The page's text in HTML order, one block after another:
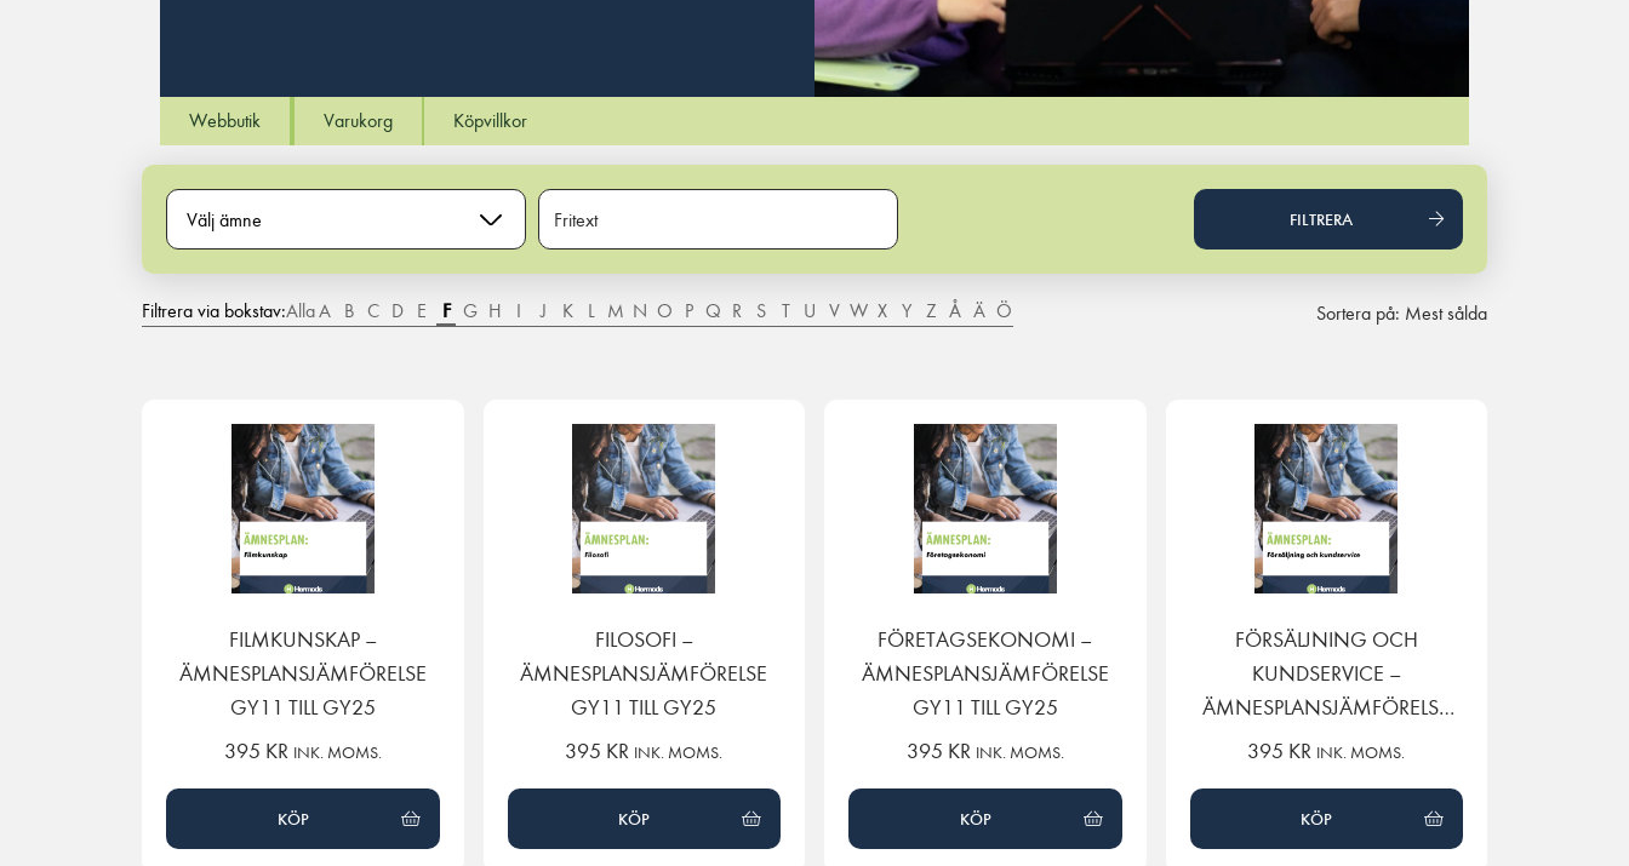
Webbutik Varukorg Köpvillkor
Välj ämne FILTRERA
Filtrera via bokstav:AllaA B C D E F G H I J K L M N O P Q R S T U V W X Y Z Å Ä Ö Sortera på: Mest sålda
FILMKUNSKAP –
ÄMNESPLANSJÄMFÖRELSE
GY11 TILL GY25
395 KR INK. MOMS.
KÖP
FILOSOFI –
ÄMNESPLANSJÄMFÖRELSE
GY11 TILL GY25
395 KR INK. MOMS.
KÖP
FÖRETAGSEKONOMI –
ÄMNESPLANSJÄMFÖRELSE
GY11 TILL GY25
395 KR INK. MOMS.
KÖP
FÖRSÄLJNING OCH
KUNDSERVICE –
ÄMNESPLANSJÄMFÖRELSE
GY11 TILL GY25
395 KR INK. MOMS.
KÖP